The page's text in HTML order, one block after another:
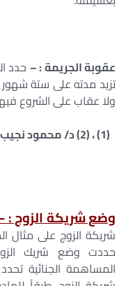
عقوبة الجريمة : –حدد
تزيد مدته على ستة
ولا عقاب على الشروع
وضع شريكة الزوج
حددت وضع شريك
المساهمة الجنائية